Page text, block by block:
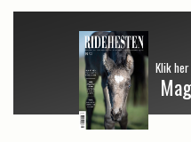
Klik